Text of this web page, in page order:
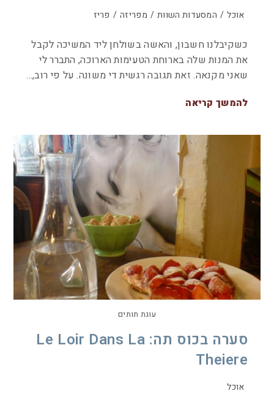
אוכל / המסעדות השוות / מפריזה / פריז
כשקיבלנו חשבון, והאשה בשולחן ליד המשיכה לקבל
את המנות שלה בארוחת הטעימות הארוכה, התברר לי
שאני מקנאה. זאת תגובה רגשית די משונה. על פי רוב,…
להמשך קריאה
עוגת תותים
סערה בכוס תה: Le Loir Dans La
Theiere
אוכל